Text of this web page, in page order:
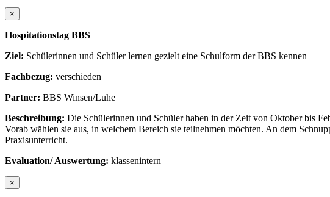
×
Hospitationstag BBS
Ziel: Schülerinnen und Schüler lernen gezielt eine Schulform der BBS kennen
Fachbezug: verschieden
Partner: BBS Winsen/Luhe
Beschreibung: Die Schülerinnen und Schüler haben in der Zeit von Oktober bis
Vorab wählen sie aus, in welchem Bereich sie teilnehmen möchten. An dem
Praxisunterricht.
Evaluation/ Auswertung: klassenintern
×